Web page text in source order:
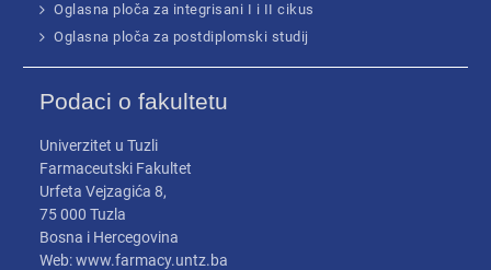
Oglasna ploča za integrisani I i II cikus
Oglasna ploča za postdiplomski studij
Podaci o fakultetu
Univerzitet u Tuzli
Farmaceutski Fakultet
Urfeta Vejzagića 8,
75 000 Tuzla
Bosna i Hercegovina
Web: www.farmacy.untz.ba